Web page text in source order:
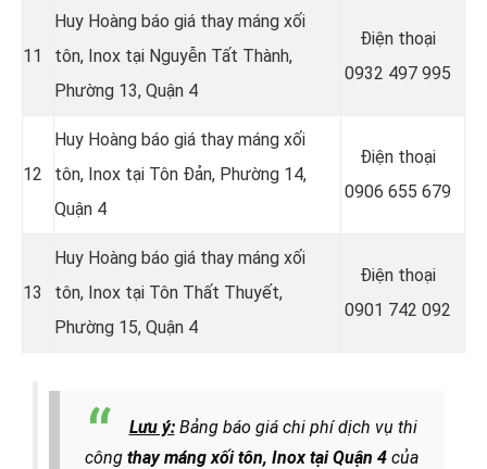
11
Huy Hoàng báo giá thay máng xối
tôn, Inox tại Nguyễn Tất Thành,
Phường 13, Quận 4
Điện thoại
0932 497 995
12
Huy Hoàng báo giá thay máng xối
tôn, Inox tại Tôn Ðản, Phường 14,
Quận 4
Điện thoại
0906 655 679
13
Huy Hoàng báo giá thay máng xối
tôn, Inox tại Tôn Thất Thuyết,
Phường 15, Quận 4
Điện thoại
0901 742 092
Lưu ý:Bảng báo giá chi phí dịch vụ thi
công thay máng xối tôn, Inox tại Quận 4 của